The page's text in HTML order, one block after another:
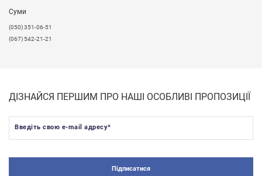
Суми
(050) 351-06-51
(067) 542-21-21
ДІЗНАЙСЯ ПЕРШИМ ПРО НАШІ ОСОБЛИВІ ПРОПОЗИЦІЇ
Введіть свою e-mail адресу*
Підписатися